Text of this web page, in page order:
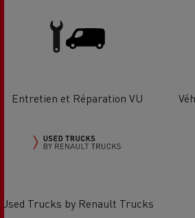
Entretien et Réparation VU
Used Trucks by Renault Trucks